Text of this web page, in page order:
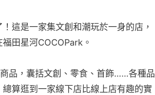
這是一家集文創和潮玩於一身的店，
田星河COCOPark。
品，囊括文創、零食、首飾……各種品
算逛到一家線下店比線上店有趣的實